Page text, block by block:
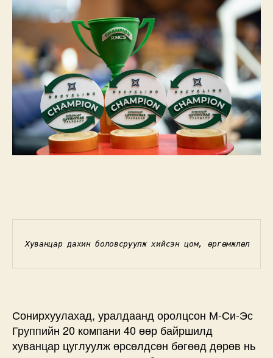
Хуванцар дахин боловсруулж хийсэн цом, өргөмжлөл
Сонирхуулахад, уралдаанд оролцсон М-Си-Эс
Группийн 20 компани 40 өөр байршилд
хуванцар цуглуулж өрсөлдсөн бөгөөд дөрөв нь